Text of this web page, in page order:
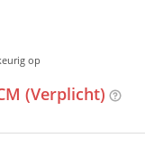
op
(Verplicht)